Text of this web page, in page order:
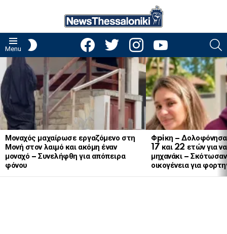
Menu
facebooktwitter instagramyoutube
LATEST
STORIES
Μοναχός μαχαίρωσε εργαζόμενο στη
Μονή στον λαιμό και ακόμη έναν
μοναχό – Συνελήφθη για απόπειρα
φόνου
Φpiκη –
17 και 22 ετών για
μηχανάκι – Σκότωσαν
οικογένεια για